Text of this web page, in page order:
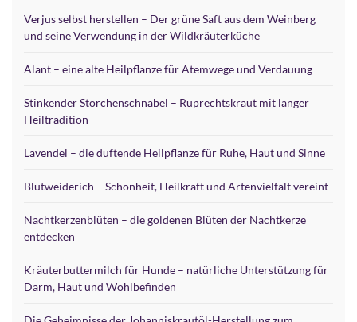
Verjus selbst herstellen – Der grüne Saft aus dem Weinberg
und seine Verwendung in der Wildkräuterküche
Alant – eine alte Heilpflanze für Atemwege und Verdauung
Stinkender Storchenschnabel – Ruprechtskraut mit langer
Heiltradition
Lavendel – die duftende Heilpflanze für Ruhe, Haut und Sinne
Blutweiderich – Schönheit, Heilkraft und Artenvielfalt vereint
Nachtkerzenblüten – die goldenen Blüten der Nachtkerze
entdecken
Kräuterbuttermilch für Hunde – natürliche Unterstützung für
Darm, Haut und Wohlbefinden